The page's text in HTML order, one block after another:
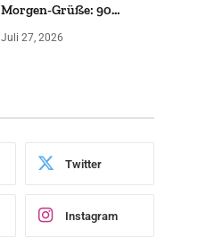
Morgen-Grüße: 90
Juli 27, 2026
Twitter
Instagram